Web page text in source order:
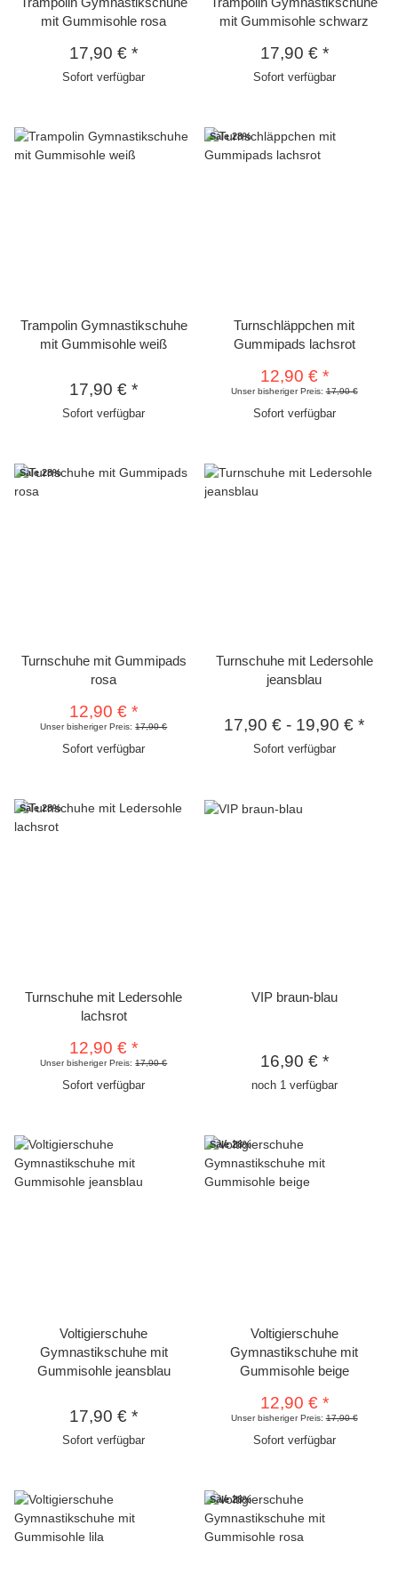
mit Gummisohle rosa
17,90 €*
Sofort verfügbar
mit Gummisohle schwarz
17,90 € *
Sofort verfügbar
Trampolin Gymnastikschuhe
mit Gummisohle weiß
17,90 €*
Sofort verfügbar
Sale 28%
Turnschläppchen mit
Gummipads lachsrot
12,90 € *
Unser bisheriger Preis:17,90 €
Sofort verfügbar
Sale 28%
Turnschuhe mit Gummipads
rosa
12,90 €*
Unser bisheriger Preis:17,90 €
Sofort verfügbar
Turnschuhe mit Ledersohle
jeansblau
17,90 € - 19,90 €*
Sofort verfügbar
Sale 28%
Turnschuhe mit Ledersohle
lachsrot
12,90 €*
Unser bisheriger Preis:17,90 €
Sofort verfügbar
VIP braun-blau
16,90 € *
noch 1 verfügbar
Voltigierschuhe
Gymnastikschuhe mit
Gummisohle jeansblau
17,90 €*
Sofort verfügbar
Sale 28%
Voltigierschuhe
Gymnastikschuhe mit
Gummisohle beige
12,90 € *
Unser bisheriger Preis:17,90 €
Sofort verfügbar
Sale 28%